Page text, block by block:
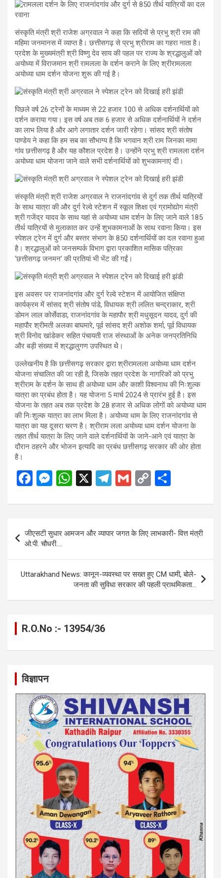
संस्कृति मंत्री श्री राजेश अग्रवाल ने कहा कि सदियों से प्रभु श्री राम की
महिमा जनमानस में व्याप्त है। छत्तीसगढ़ से प्रभु श्रीराम का गहरा नाता है।
प्रदेश के मुख्यमंत्री श्री विष्णु देव साय की पहल पर राज्य के श्रद्धालुओं को
अयोध्या में विराजमान श्री रामलला के दर्शन कराने के लिए श्रीरामलला
अयोध्या धाम दर्शन योजना शुरू की गई है।
पिछले वर्ष 26 ट्रेनों के माध्यम से 22 हजार 100 से अधिक दर्शनार्थियों को
दर्शन कराया गया। इस वर्ष अब तक 6 हजार से अधिक दर्शनार्थियों ने दर्शन
का लाभ लिया है और आगे लगातार दर्शन जारी रहेगा। सांसद श्री संतोष
पाण्डेय ने कहा कि हम सब का सौभाग्य है कि भगवान श्री राम जिनका मामा
गांव छत्तीसगढ़ है और यह कौशल प्रदेश है। उन्होंने प्रभु श्री रामलला दर्शन
अयोध्या धाम योजना जाने वाले सभी दर्शनार्थियों को शुभकामनाएं दी।
संस्कृति मंत्री श्री राजेश अग्रवाल ने राजनांदगांव से दुर्ग तक तीर्थ यात्रियों
के साथ यात्रा की और दुर्ग रेल्वे स्टेशन में स्कूल शिक्षा एवं ग्रामोद्योग मंत्री
श्री गजेंद्र यादव के साथ यहां से अयोध्या धाम दर्शन के लिए जाने वाले 185
तीर्थ यात्रियों से मुलाकात कर उन्हें शुभकामनाओं के साथ रवाना किया। इस
स्पेशल ट्रेन में दुर्ग और बस्तर संभाग के 850 दर्शनार्थियों का दल रवाना हुआ
है। श्रद्धालुओं को जनसम्पर्क विभाग द्वारा प्रकाशित मासिक पत्रिका
‘छत्तीसगढ़ जनमन’ की प्रतियां भी भेंट की गईं।
इस अवसर पर राजनांदगांव और दुर्ग रेल्वे स्टेशन में आयोजित संक्षिप्त
कार्यक्रम में सांसद श्री संतोष पांडे, विधायक श्री ललित चन्द्राकार, श्री
डोमन लाल कोर्सेवाडा, राजनांदगांव के महापौर श्री मधुसूदन यादव, दुर्ग की
महापौर श्रीमती अलका बाघमारे, पूर्व सांसद श्री अशोक शर्मा, पूर्व विधायक
श्री विनोद खांडेकर सहित पंचायती राज संस्थाओं के अनेक जनप्रतिनिधि
और बड़ी संख्या में श्रद्धालुगण उपस्थित थेे।
उल्लेखनीय है कि छत्तीसगढ़ सरकार द्वारा श्रीरामलला अयोध्या धाम दर्शन
योजना संचालित की जा रही है, जिसके तहत प्रदेश के नागरिकों को प्रभु
श्रीराम के दर्शन के साथ ही अयोध्या धाम और काशी विश्वनाथ की निःशुल्क
यात्रा का प्रबंध होता है। यह योजना 5 मार्च 2024 से प्रारंभ हुई है। इस
योजना के तहत अब तक प्रदेश के 28 हजार से अधिक लोगों को अयोध्या धाम
की निःशुल्क यात्रा का लाभ मिला है। अयोध्या धाम के लिए राजनांदगांव से
यात्रा का यह दूसरा चरण है। श्रीराम लला अयोध्या धाम दर्शन योजना के
तहत तीर्थ यात्रा के लिए जाने वाले दर्शनार्थियों के जाने-आने एवं यात्रा के
दौरान ठहरने और भोजन इत्यादि का प्रबंध छत्तीसगढ़ सरकार की ओर होता
है।
F
ce
o
o
k
M
se
g
er
W
at
A
p
p
X
T
e
a
m
G
ail
C
py
n
k
ar
e
Post
navigation
जीएसटी सुधार आमजन और व्यापार जगत के लिए लाभकारी- वित्त मंत्री
ओ.पी. चौधरी….
Uttarakhand News: कानून-व्यवस्था पर सख्त हुए CM धामी, बोले-
जनता की सुविधा सरकार की पहली प्राथमिकता…
R.O.No :- 13954/36
विज्ञापन